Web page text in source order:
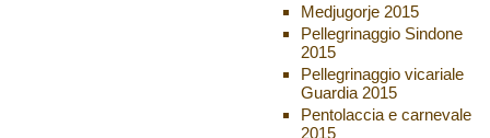
Medjugorje 2015
Pellegrinaggio Sindone
2015
Pellegrinaggio vicariale
Guardia 2015
Pentolaccia e carnevale
2015